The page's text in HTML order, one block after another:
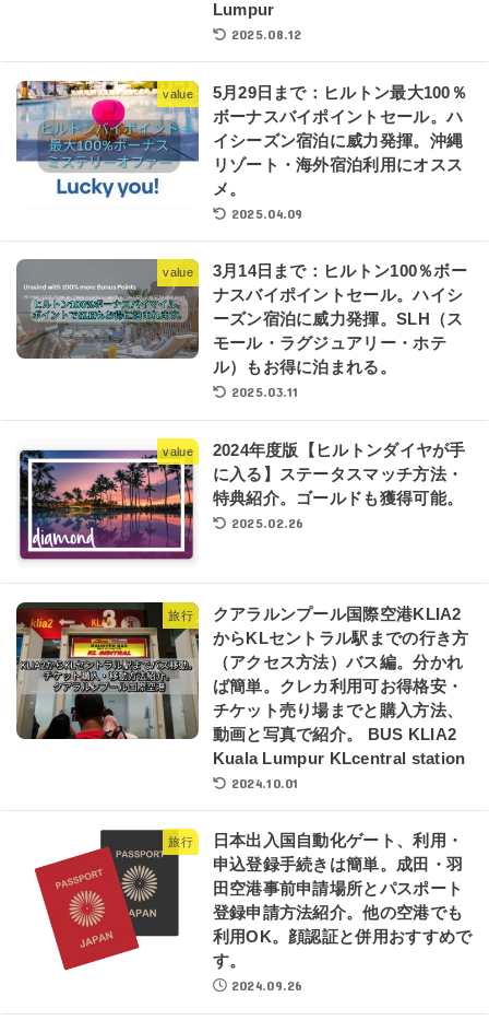
Lumpur
2025.08.12
value
5月29日まで：ヒルトン最大100％
ボーナスバイポイントセール。ハ
イシーズン宿泊に威力発揮。沖縄
リゾート・海外宿泊利用にオスス
メ。
2025.04.09
value
3月14日まで：ヒルトン100％ボー
ナスバイポイントセール。ハイシ
ーズン宿泊に威力発揮。SLH（ス
モール・ラグジュアリー・ホテ
ル）もお得に泊まれる。
2025.03.11
value
2024年度版【ヒルトンダイヤが手
に入る】ステータスマッチ方法・
特典紹介。ゴールドも獲得可能。
2025.02.26
旅行
クアラルンプール国際空港KLIA2
からKLセントラル駅までの行き方
（アクセス方法）バス編。分かれ
ば簡単。クレカ利用可お得格安・
チケット売り場までと購入方法、
動画と写真で紹介。 BUS KLIA2
Kuala Lumpur KLcentral station
2024.10.01
旅行
日本出入国自動化ゲート、利用・
申込登録手続きは簡単。成田・羽
田空港事前申請場所とパスポート
登録申請方法紹介。他の空港でも
利用OK。顔認証と併用おすすめで
す。
2024.09.26